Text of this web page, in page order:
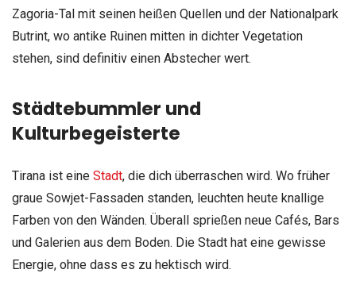
Zagoria-Tal mit seinen heißen Quellen und der Nationalpark
Butrint, wo antike Ruinen mitten in dichter Vegetation
stehen, sind definitiv einen Abstecher wert.
Städtebummler und
Kulturbegeisterte
Tirana ist eine Stadt, die dich überraschen wird. Wo früher
graue Sowjet-Fassaden standen, leuchten heute knallige
Farben von den Wänden. Überall sprießen neue Cafés, Bars
und Galerien aus dem Boden. Die Stadt hat eine gewisse
Energie, ohne dass es zu hektisch wird.